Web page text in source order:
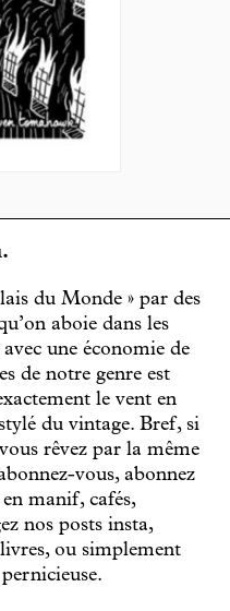
du Monde » par des
aboie dans les
une économie de
de notre genre est
le vent en
du vintage. Bref, si
rêvez par la même
vous, abonnez
manif, cafés,
nos posts insta,
ou simplement